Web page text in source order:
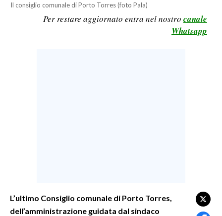
CALCIO
SALUTE
Il consiglio comunale di Porto Torres (foto Pala)
Per restare aggiornato entra nel nostro canale
Whatsapp
L’ultimo Consiglio comunale di Porto Torres,
dell’amministrazione guidata dal sindaco